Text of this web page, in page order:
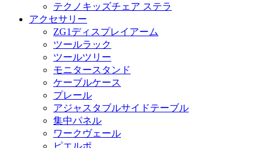
テクノキッズチェア ステラ
アクセサリー
ZG1ディスプレイアーム
ツールラック
ツールツリー
モニタースタンド
ケーブルケース
プレール
アジャスタブルサイドテーブル
集中パネル
ワークヴェール